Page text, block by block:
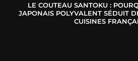
LE COUTEAU SANTOKU :
JAPONAIS POLYVALENT SÉDUIT
CUISINES